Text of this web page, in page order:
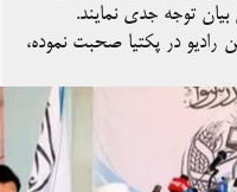
بیان توجه جدی نمایند.
رادیو در پکتیا صحبت نموده،